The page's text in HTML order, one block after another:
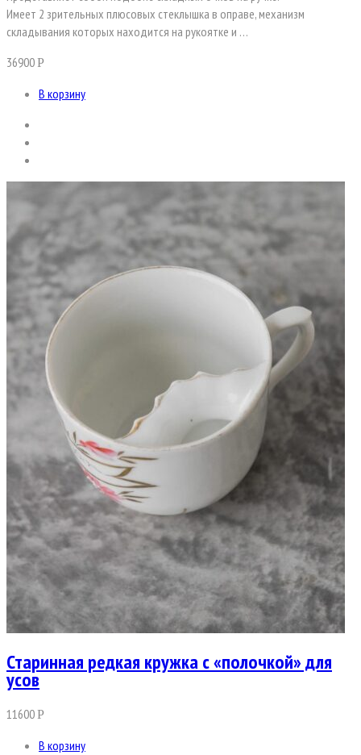
Имеет 2 зрительных плюсовых стеклышка в оправе, механизм
складывания которых находится на рукоятке и …
36900Р
В корзину
Старинная редкая кружка с «полочкой» для
усов
11600Р
В корзину